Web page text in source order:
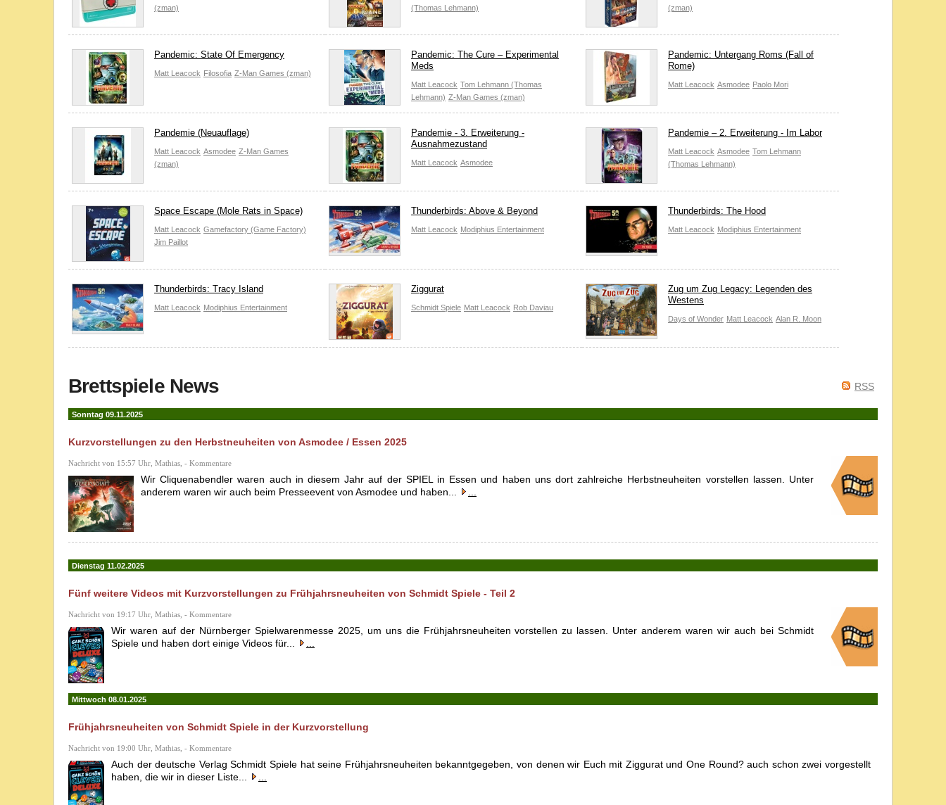
(zman)
(Thomas Lehmann)
(zman)
Pandemic: State Of Emergency
Matt Leacock Filosofia Z-Man Games (zman)
Pandemic: The Cure – Experimental
Meds
Matt Leacock Tom Lehmann (Thomas
Lehmann) Z-Man Games (zman)
Pandemic: Untergang Roms (Fall of
Rome)
Matt Leacock Asmodee Paolo Mori
Pandemie (Neuauflage)
Matt Leacock Asmodee Z-Man Games
(zman)
Pandemie - 3. Erweiterung -
Ausnahmezustand
Matt Leacock Asmodee
Pandemie – 2. Erweiterung - Im Labor
Matt Leacock Asmodee Tom Lehmann
(Thomas Lehmann)
Space Escape (Mole Rats in Space)
Matt Leacock Gamefactory (Game Factory)
Jim Paillot
Thunderbirds: Above & Beyond
Matt Leacock Modiphius Entertainment
Thunderbirds: The Hood
Matt Leacock Modiphius Entertainment
Thunderbirds: Tracy Island
Matt Leacock Modiphius Entertainment
Ziggurat
Schmidt Spiele Matt Leacock Rob Daviau
Zug um Zug Legacy: Legenden des
Westens
Days of Wonder Matt Leacock Alan R. Moon
RSS
Brettspiele News
Sonntag 09.11.2025
Kurzvorstellungen zu den Herbstneuheiten von Asmodee / Essen 2025
Nachricht von 15:57 Uhr, Mathias, - Kommentare
Wir Cliquenabendler waren auch in diesem Jahr auf der SPIEL in Essen und haben uns dort zahlreiche Herbstneuheiten vorstellen lassen. Unter
anderem waren wir auch beim Presseevent von Asmodee und haben...
Dienstag 11.02.2025
Fünf weitere Videos mit Kurzvorstellungen zu Frühjahrsneuheiten von Schmidt Spiele - Teil 2
Nachricht von 19:17 Uhr, Mathias, - Kommentare
Wir waren auf der Nürnberger Spielwarenmesse 2025, um uns die Frühjahrsneuheiten vorstellen zu lassen. Unter anderem waren wir auch bei Schmidt
Spiele und haben dort einige Videos für...
Mittwoch 08.01.2025
Frühjahrsneuheiten von Schmidt Spiele in der Kurzvorstellung
Nachricht von 19:00 Uhr, Mathias, - Kommentare
Auch der deutsche Verlag Schmidt Spiele hat seine Frühjahrsneuheiten bekanntgegeben, von denen wir Euch mit Ziggurat und One Round? auch schon zwei vorgestellt
haben, die wir in dieser Liste...